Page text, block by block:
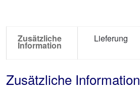
Zusätzliche
Information
Lieferung
Zusätzliche Information